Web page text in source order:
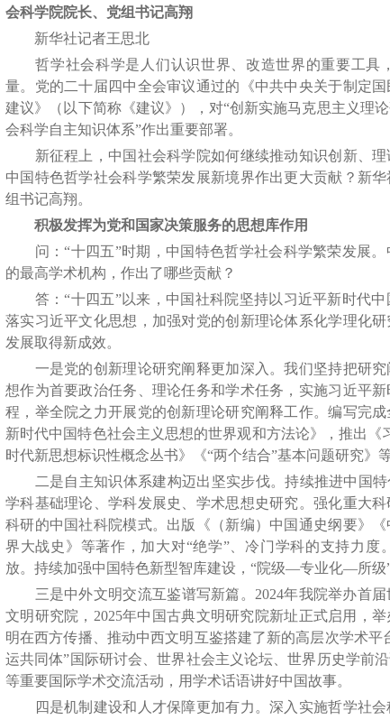
会科学院院长、党组书记高翔
新华社记者王思北
哲学社会科学是人们认识世界、改造世界的重要工具
量。党的二十届四中全会审议通过的《中共中央关于制定
建议》（以下简称《建议》），对“创新实施马克思主义理
会科学自主知识体系”作出重要部署。
新征程上，中国社会科学院如何继续推动知识创新、理
中国特色哲学社会科学繁荣发展新境界作出更大贡献？新
组书记高翔。
积极发挥为党和国家决策服务的思想库作用
问：“十四五”时期，中国特色哲学社会科学繁荣发展。
的最高学术机构，作出了哪些贡献？
答：“十四五”以来，中国社科院坚持以习近平新时代中
落实习近平文化思想，加强对党的创新理论体系化学理化
发展取得新成效。
一是党的创新理论研究阐释更加深入。我们坚持把研究
想作为首要政治任务、理论任务和学术任务，实施习近平
程，举全院之力开展党的创新理论研究阐释工作。编写完
新时代中国特色社会主义思想的世界观和方法论》，推出
时代新思想标识性概念丛书》《“两个结合”基本问题研究》
二是自主知识体系建构迈出坚实步伐。持续推进中国特
学科基础理论、学科发展史、学术思想史研究。强化重大
科研的中国社科院模式。出版《（新编）中国通史纲要》
界大战史》等著作，加大对“绝学”、冷门学科的支持力度
放。持续加强中国特色新型智库建设，“院级—专业化—所级
三是中外文明交流互鉴谱写新篇。2024年我院举办首届
文明研究院，2025年中国古典文明研究院新址正式启用，
明在西方传播、推动中西文明互鉴搭建了新的高层次学术
运共同体”国际研讨会、世界社会主义论坛、世界历史学前
等重要国际学术交流活动，用学术话语讲好中国故事。
四是机制建设和人才保障更加有力。深入实施哲学社会